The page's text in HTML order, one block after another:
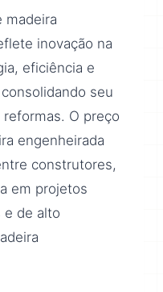
madeira
inovação na
eficiência e
seu
O preço
engenheirada
construtores,
em projetos
e de alto